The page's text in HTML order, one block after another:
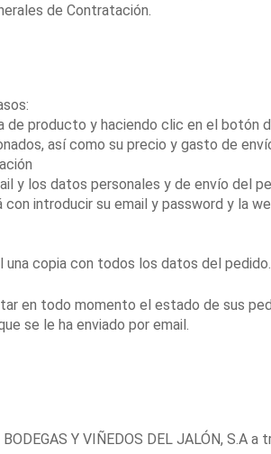
de Contratación.
producto y haciendo clic en el botón
así como su precio y gasto de
y los datos personales y de envío del
introducir su email y password y la
una copia con todos los datos del pedido.
en todo momento el estado de sus
se le ha enviado por email.
Y VIÑEDOS DEL JALÓN, S.A